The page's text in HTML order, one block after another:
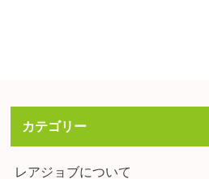
カテゴリー
レアジョブについて